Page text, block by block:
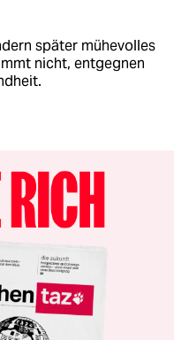
später mühevolles
nicht, entgegnen